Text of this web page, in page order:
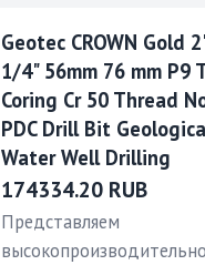
Geotec CROWN Gold
1/4" 56mm 76 mm P9
Coring Cr 50 Thread
PDC Drill Bit
Water Well Drilling
174334.20 RUB
Представляем